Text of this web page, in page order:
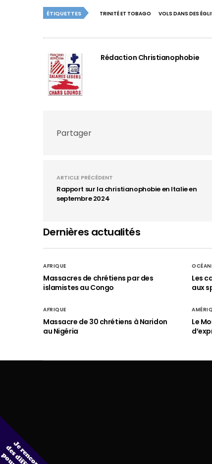
ÉTIQUETTES TRINITÉ ET TOBAGO VOLS DANS DES
Rédaction Christianophobie
Partager
ARTICLE PRÉCÉDENT
Rapport sur la christianophobie en Italie en
septembre 2024
Dernières actualités
AFRIQUE
Massacres de chrétiens par des
islamistes au Congo
Les
aux
AFRIQUE
Massacre de 30 chrétiens à Naridon
au Nigéria
Le